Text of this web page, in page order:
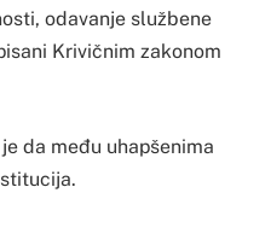
odavanje službene
Krivičnim zakonom
da među uhapšenima